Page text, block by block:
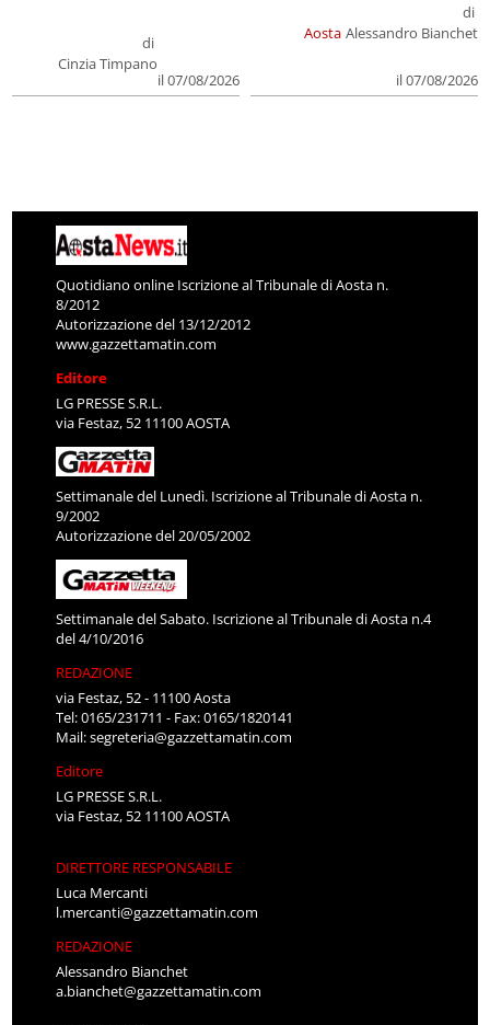
di
Cinzia Timpano
il 07/08/2026
Aosta
di
Alessandro Bianchet
il 07/08/2026
Quotidiano online Iscrizione al Tribunale di Aosta n.
8/2012
Autorizzazione del 13/12/2012
www.gazzettamatin.com
Editore
LG PRESSE S.R.L.
via Festaz, 52 11100 AOSTA
Settimanale del Lunedì. Iscrizione al Tribunale di Aosta n.
9/2002
Autorizzazione del 20/05/2002
Settimanale del Sabato. Iscrizione al Tribunale di Aosta n.4
del 4/10/2016
REDAZIONE
via Festaz, 52 - 11100 Aosta
Tel: 0165/231711 - Fax: 0165/1820141
Mail:segreteria@gazzettamatin.com
Editore
LG PRESSE S.R.L.
via Festaz, 52 11100 AOSTA
DIRETTORE RESPONSABILE
Luca Mercanti
l.mercanti@gazzettamatin.com
REDAZIONE
Alessandro Bianchet
a.bianchet@gazzettamatin.com